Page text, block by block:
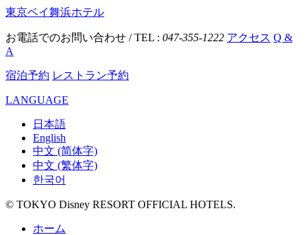
東京ベイ舞浜ホテル
お電話でのお問い合わせ / TEL : 047-355-1222 アクセス Q &
A
宿泊予約 レストラン予約
LANGUAGE
日本語
English
中文 (简体字)
中文 (繁体字)
한국어
© TOKYO Disney RESORT OFFICIAL HOTELS.
ホーム